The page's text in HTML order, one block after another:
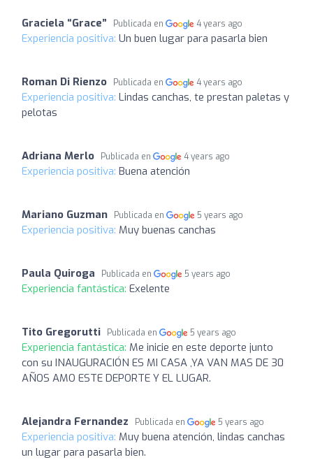
Graciela “Grace” Publicada en 4 years ago
Experiencia positiva: Un buen lugar para pasarla bien
Roman Di Rienzo Publicada en 4 years ago
Experiencia positiva: Lindas canchas, te prestan paletas y
pelotas
Adriana Merlo Publicada en 4 years ago
Experiencia positiva: Buena atención
Mariano Guzman Publicada en 5 years ago
Experiencia positiva: Muy buenas canchas
Paula Quiroga Publicada en 5 years ago
Experiencia fantástica: Exelente
Tito Gregorutti Publicada en 5 years ago
Experiencia fantástica: Me inicie en este deporte junto
con su INAUGURACIÓN ES MI CASA ,YA VAN MAS DE 30
AÑOS AMO ESTE DEPORTE Y EL LUGAR.
Alejandra Fernandez Publicada en 5 years ago
Experiencia positiva: Muy buena atención, lindas canchas
un lugar para pasarla bien.